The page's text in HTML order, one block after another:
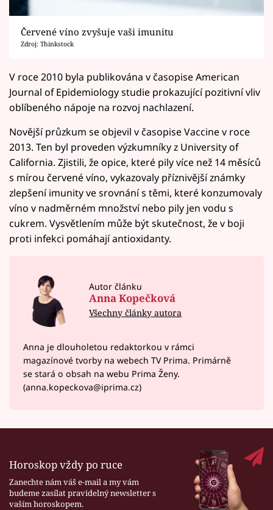
Červené víno zvyšuje vaši imunitu
Zdroj: Thinkstock
V roce 2010 byla publikována v časopise American
Journal of Epidemiology studie prokazující pozitivní vliv
oblíbeného nápoje na rozvoj nachlazení.
Novější průzkum se objevil v časopise Vaccine v roce
2013. Ten byl proveden výzkumníky z University of
California. Zjistili, že opice, které pily více než 14 měsíců
s mírou červené víno, vykazovaly příznivější známky
zlepšení imunity ve srovnání s těmi, které konzumovaly
víno v nadměrném množství nebo pily jen vodu s
cukrem. Vysvětlením může být skutečnost, že v boji
proti infekci pomáhají antioxidanty.
Autor článku
Anna Kopečková
Všechny články autora
Anna je dlouholetou redaktorkou v rámci
magazínové tvorby na webech TV Prima. Primárně
se stará o obsah na webu Prima Ženy.
(anna.kopeckova@iprima.cz)
Horoskop vždy po ruce
Zanechte nám váš e-mail a my vám
budeme zasílat pravidelný newsletter s
vaším horoskopem.